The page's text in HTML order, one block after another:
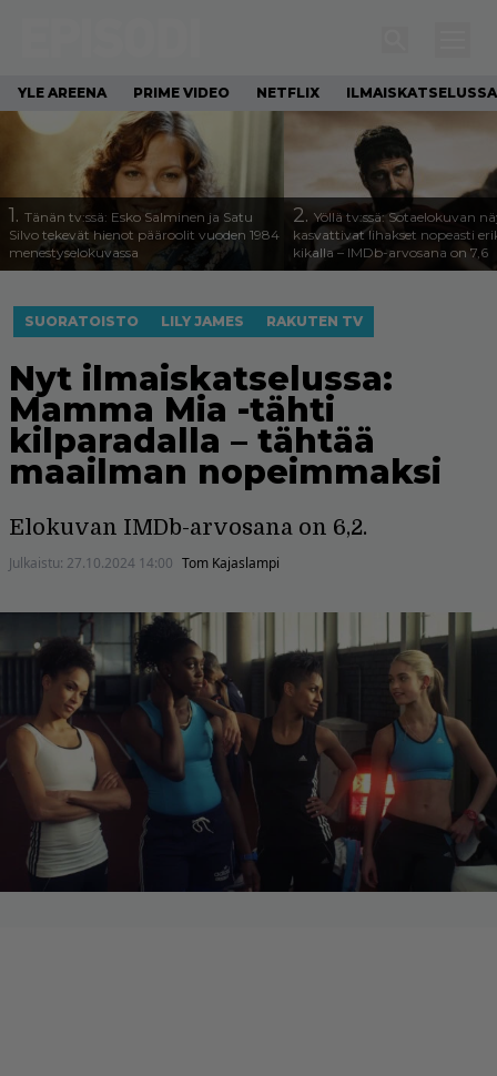
YLE AREENA PRIME VIDEO NETFLIX ILMAISKATSELUSSA
1. Tänän tv:ssä: Esko Salminen ja Satu
Silvo tekevät hienot pääroolit vuoden 1984
menestyselokuvassa
2. Yöllä tv:ssä: Sotaelokuvan
kasvattivat lihakset nopeasti
kikalla – IMDb-arvosana on 7,6
SUORATOISTO LILY JAMES RAKUTEN TV
Nyt ilmaiskatselussa:
Mamma Mia -tähti
kilparadalla – tähtää
maailman nopeimmaksi
Elokuvan IMDb-arvosana on 6,2.
Julkaistu: 27.10.2024 14:00 Tom Kajaslampi